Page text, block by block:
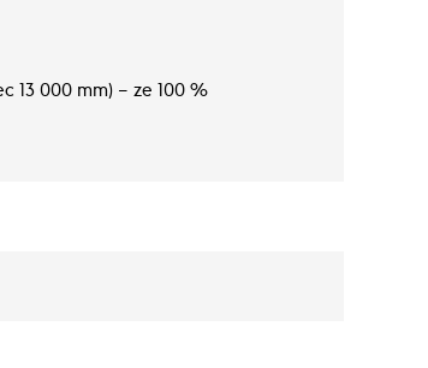
13 000 mm) – ze 100 %